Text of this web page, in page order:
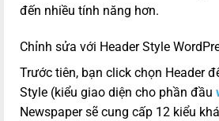
đến nhiều tính năng hơn.
Chỉnh sửa với Header Style
Trước tiên, bạn click chọn Header
Style (kiểu giao diện cho phần đầu
Newspaper sẽ cung cấp 12 kiểu